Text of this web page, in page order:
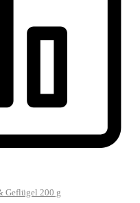
Geflügel 200 g